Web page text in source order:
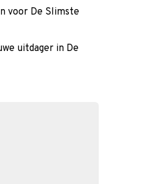
voor De Slimste
uitdager in De